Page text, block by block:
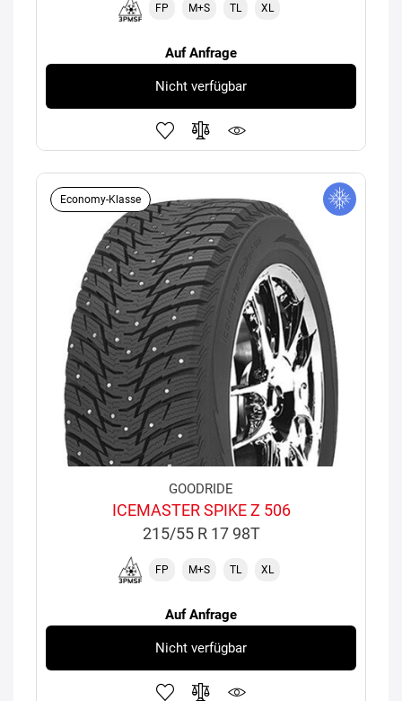
FP M+S TL XL
Auf Anfrage
Nicht verfügbar
Economy-Klasse
GOODRIDE
ICEMASTER SPIKE Z 506
215/55 R 17 98T
FP M+S TL XL
Auf Anfrage
Nicht verfügbar